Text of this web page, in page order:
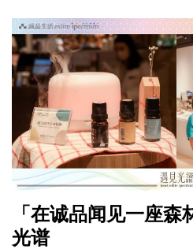
「在诚品闻见一座
光谱